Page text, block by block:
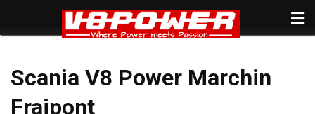
Scania V8 Power Marchin
Fraipont